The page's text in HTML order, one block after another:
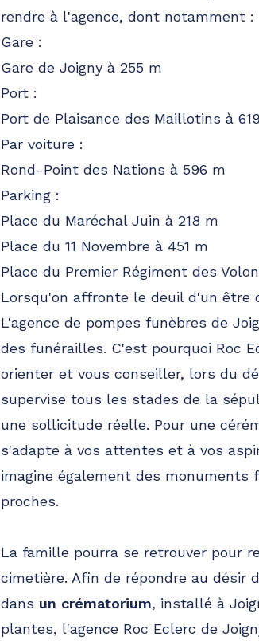
rendre à l'agence, dont notamment :
Gare :
Gare de Joigny à 255 m
Port :
Port de Plaisance des Maillotins à
Par voiture :
Rond-Point des Nations à 596 m
Parking :
Place du Maréchal Juin à 218 m
Place du 11 Novembre à 451 m
Place du Premier Régiment des
Lorsqu'on affronte le deuil d'un être
L'agence de pompes funèbres de
des funérailles. C'est pourquoi Roc
orienter et vous conseiller, lors du
supervise tous les stades de la
une sollicitude réelle. Pour une
s'adapte à vos attentes et à vos
imagine également des monuments
proches.
La famille pourra se retrouver pour
cimetière. Afin de répondre au désir
dans un crématorium, installé à
plantes, l'agence Roc Eclerc de